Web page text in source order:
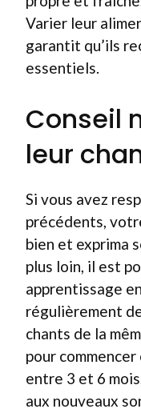
Varier leur
garantit qu’ils
essentiels.
Conseil
leur
Si vous avez
précédents,
bien et exprima
plus loin, il est
apprentissage
régulièrement
chants de la
pour
entre 3 et 6
aux nouveaux